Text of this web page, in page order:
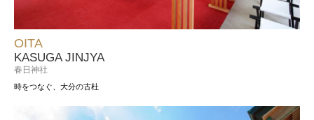
OITA
KASUGA JINJYA
春日神社
時をつなぐ、大分の古杜